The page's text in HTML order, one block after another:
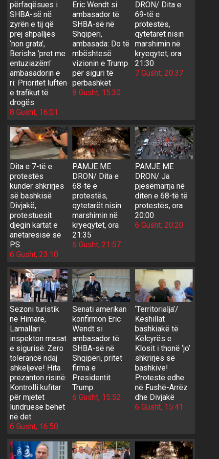
përfaqësues i
SHBA-së në
zyrën e tij që
prej shpalljes
‘non grata’,
Berisha ‘pret me
entuziazëm’
ambasadorin e
ri: Prioritet luftën
e trafikut të
drogës
8 Gusht, 16:01
Eric Wendt si
ambasador të
SHBA-së në
Shqipëri,
ambasada: Do të
mbështesë
vizionin e Trump
për siguri të
përbashkët
8 Gusht, 15:30
DRON/ Dita e
69-të e
protestës,
qytetarët nisin
marshimin në
kryeqytet, ora
21:30
7 Gusht, 20:37
Dita e 7-të e
protestës
kundër shkrirjes
së bashkisë
Divjakë,
protestuesit
djegin kartat e
anëtarësisë së
PS
6 Gusht, 23:10
PAMJE ME
DRON/ Dita e
68-të e
protestës,
qytetarët nisin
marshimin në
kryeqytet, ora
21:35
6 Gusht, 21:57
PAMJE ME
DRON/ Ja
pjesëmarrja në
ditën e 68-të të
protestës, ora
20:00
6 Gusht, 20:20
Sezoni turistik
në Himarë,
Lamallari
inspekton masat
e sigurisë: Zero
tolerancë ndaj
shkeljeve! Hita
prezanton risinë:
Kontrolli kufitar
për mjetet
lundruese bëhet
në det
6 Gusht, 16:50
Senati amerikan
konfirmon Eric
Wendt si
ambasador të
SHBA-së në
Shqipëri, pritet
firma e
Presidentit
Trump
6 Gusht, 15:52
‘Territorialja’/
Këshillat
bashkiakë të
Këlcyrës e
Klosit i thonë ‘jo’
shkrirjes së
bashkive!
Protestë edhe
në Fushë-Arrëz
dhe Divjakë
6 Gusht, 15:41